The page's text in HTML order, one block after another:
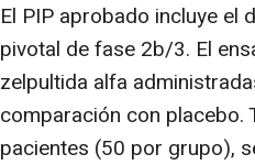
El PIP aprobado incluye el
pivotal de fase 2b/3. El
zelpultida alfa
comparación con placebo.
pacientes (50 por grupo),